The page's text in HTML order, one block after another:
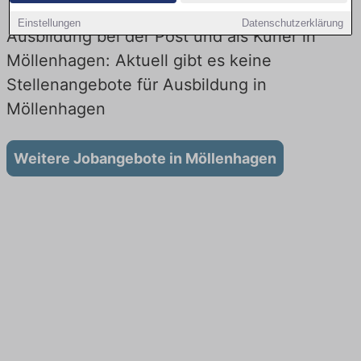
Einstellungen Datenschutzerklärung
Ausbildung bei der Post und als Kurier in
Möllenhagen: Aktuell gibt es keine
Stellenangebote für Ausbildung in
Möllenhagen
Weitere Jobangebote in Möllenhagen